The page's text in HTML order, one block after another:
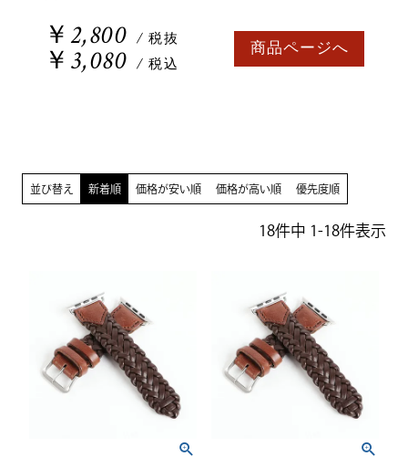
￥2,800 / 税抜
￥3,080 / 税込
商品ページへ
並び替え 新着順 価格が安い順 価格が高い順 優先度順
18件中 1-18件表示